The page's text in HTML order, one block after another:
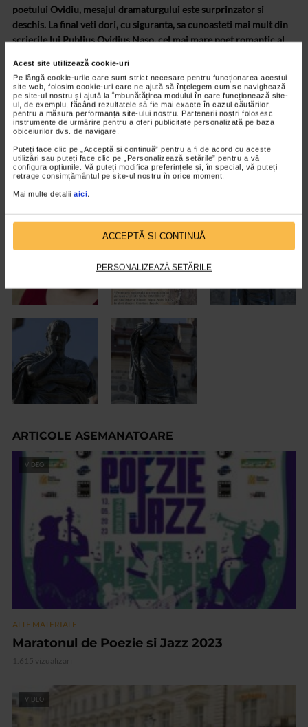
Acest site utilizează cookie-uri
Pe lângă cookie-urile care sunt strict necesare pentru funcționarea acestui
site web, folosim cookie-uri care ne ajută să înțelegem cum se navighează
pe site-ul nostru și ajută la îmbunătățirea modului în care funcționează site-
ul, de exemplu, făcând rezultatele să fie mai exacte în cazul căutărilor,
pentru a măsura performanța site-ului nostru. Partenerii noștri folosesc
instrumente de urmărire pentru a oferi publicitate personalizată pe baza
obiceiurilor dvs. de navigare.
Puteți face clic pe „Acceptă si continuă” pentru a fi de acord cu aceste
utilizări sau puteți face clic pe „Personalizează setările” pentru a vă
configura opțiunile. Vă puteți modifica preferințele și, în special, vă puteți
retrage consimțământul pe site-ul nostru în orice moment.
Mai multe detalii aici
ACCEPTĂ SI CONTINUĂ
PERSONALIZEAZĂ SETĂRILE
poetului Ovidiu, mesajul dramaturgului este surprinzator si
deschis. La final veti dori, cu siguranta, sa cunoasteti mai mult din
scrierile lui Publius Ovidius Naso, cel mai mare poet romantic al
De ce?– Corina Voicu, producator general
FILDAS ART, CATENA pentru ARTA Parteneri media: Senso Arte,
TONICA.
ARTICOLE ASEMANATOARE
VIDEO
ALTE MATERIALE
Maratonul de Poezie si Jazz 2023
1.615 vizualizari
VIDEO